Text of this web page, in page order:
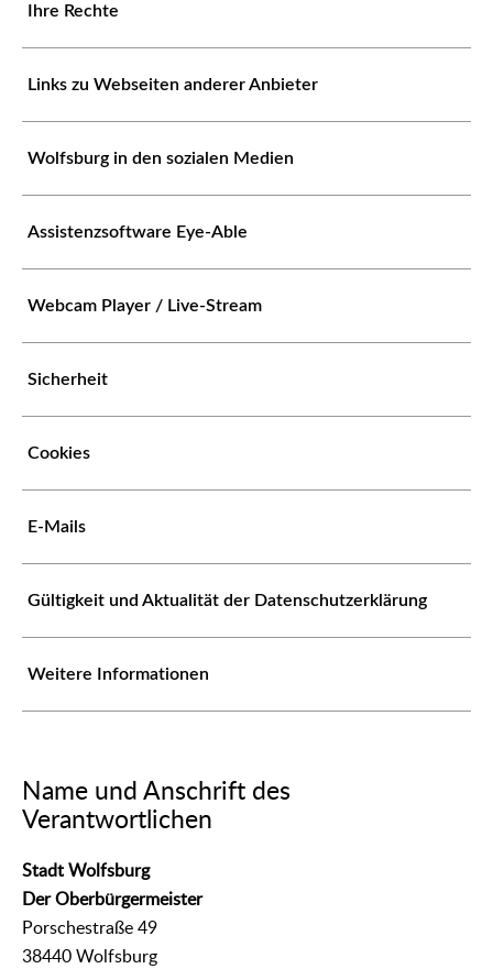
Ihre Rechte
Links zu Webseiten anderer Anbieter
Wolfsburg in den sozialen Medien
Assistenzsoftware Eye-Able
Webcam Player / Live-Stream
Sicherheit
Cookies
E-Mails
Gültigkeit und Aktualität der Datenschutzerklärung
Weitere Informationen
Name und Anschrift des
Verantwortlichen
Stadt Wolfsburg
Der Oberbürgermeister
Porschestraße 49
38440 Wolfsburg